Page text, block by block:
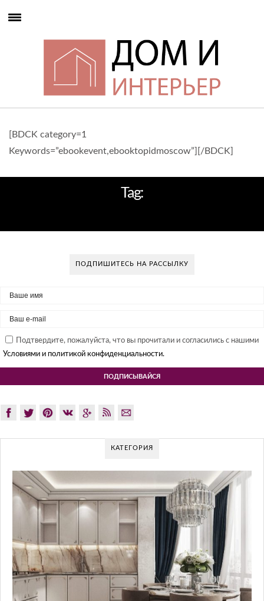
[BDCK category=1
Keywords=”ebookevent,ebooktopidmoscow”][/BDCK]
Tag:
ПОДПИШИТЕСЬ НА РАССЫЛКУ
Подтвердите, пожалуйста, что вы прочитали и согласились с нашими
Условиями и политикой конфиденциальности.
КАТЕГОРИЯ